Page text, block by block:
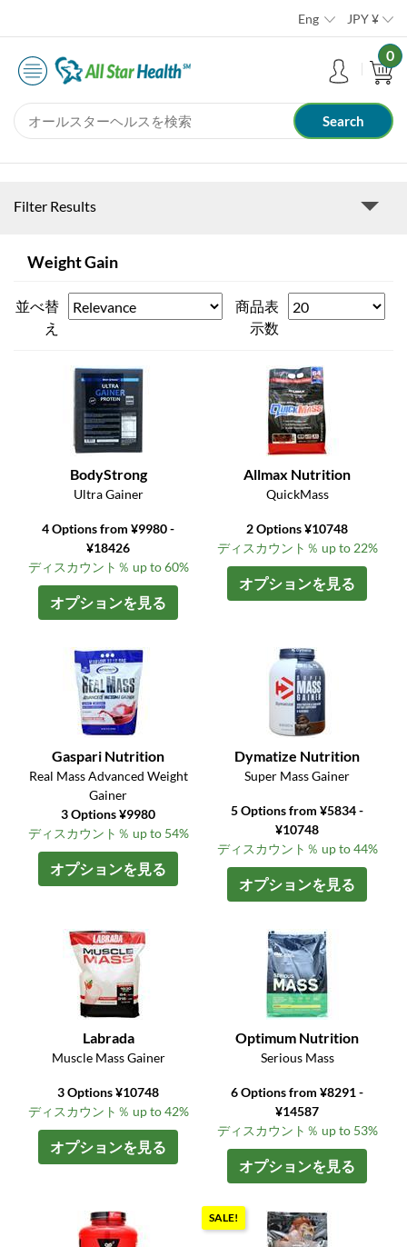
Eng JPY¥
0
Filter Results
Weight Gain
並べ替
え
商品表
示数
BodyStrong
Ultra Gainer
4 Options from ¥9980 -
¥18426
ディスカウント％ up to 60%
オプションを見る
Allmax Nutrition
QuickMass
2 Options ¥10748
ディスカウント％ up to 22%
オプションを見る
Gaspari Nutrition
Real Mass Advanced Weight
Gainer
3 Options ¥9980
ディスカウント％ up to 54%
オプションを見る
Dymatize Nutrition
Super Mass Gainer
5 Options from ¥5834 -
¥10748
ディスカウント％ up to 44%
オプションを見る
Labrada
Muscle Mass Gainer
3 Options ¥10748
ディスカウント％ up to 42%
オプションを見る
Optimum Nutrition
Serious Mass
6 Options from ¥8291 -
¥14587
ディスカウント％ up to 53%
オプションを見る
SALE!